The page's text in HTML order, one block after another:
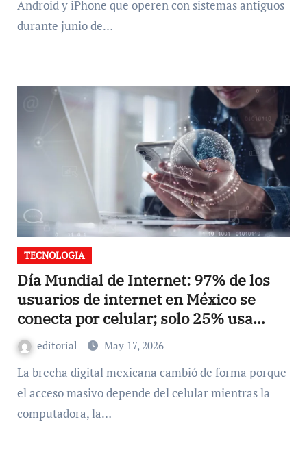
Android y iPhone que operen con sistemas antiguos
durante junio de…
TECNOLOGIA
Día Mundial de Internet: 97% de los
usuarios de internet en México se
conecta por celular; solo 25% usa
laptopeditorial May 17, 2026
La brecha digital mexicana cambió de forma porque
el acceso masivo depende del celular mientras la
computadora, la…